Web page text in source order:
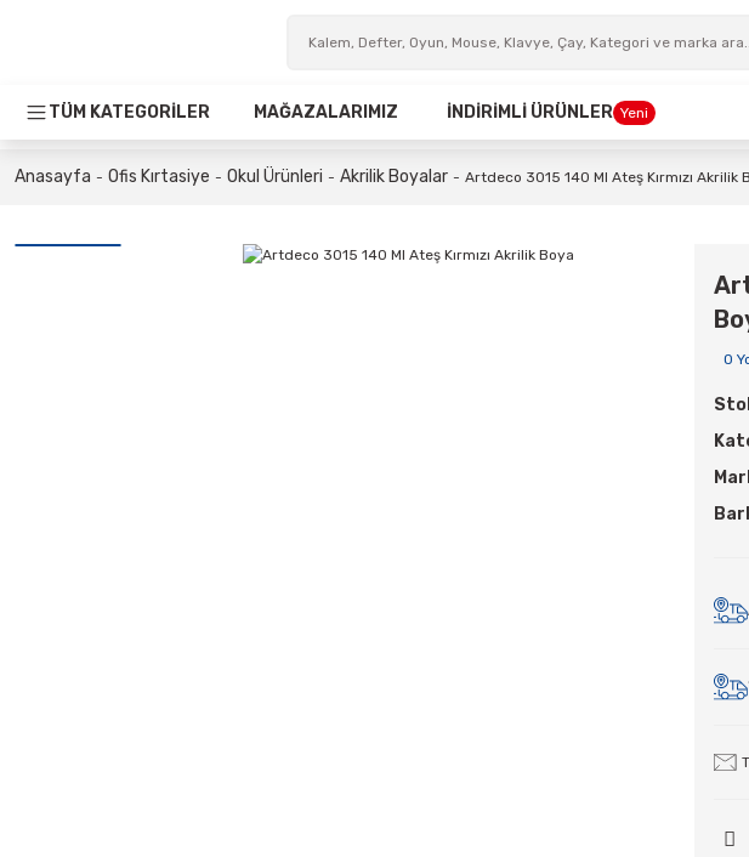
TÜM KATEGORİLER MAĞAZALARIMIZ İNDİRİMLİ ÜRÜNLER Yeni
Anasayfa Ofis Kırtasiye Okul Ürünleri Akrilik Boyalar Artdeco 3015 140 Ml Ateş Kırmızı Akrilik
0